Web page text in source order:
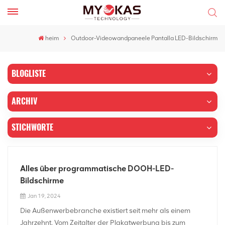
heim Outdoor-Videowandpaneele Pantalla LED-Bildschirm
BLOGLISTE
ARCHIV
STICHWORTE
Alles über programmatische DOOH-LED-
Bildschirme
Jan 19, 2024
Die Außenwerbebranche existiert seit mehr als einem
Jahrzehnt. Vom Zeitalter der Plakatwerbung bis zum